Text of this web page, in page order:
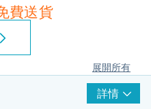
費送貨
展開所有
詳情